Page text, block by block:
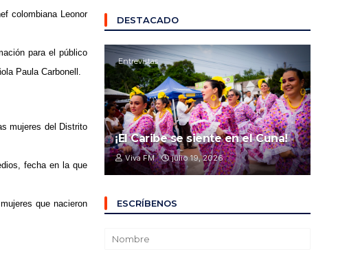
colombiana Leonor
para el público
Paula Carbonell.
mujeres del Distrito
fecha en la que
que nacieron
DESTACADO
Entrevistas
¡El Caribe se siente en el Cuna!
Viva FM julio 19, 2026
ESCRÍBENOS